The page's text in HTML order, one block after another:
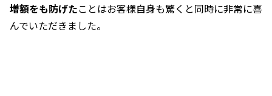
増額をも防げたことはお客様自身も驚くと同時に非常に喜
んでいただきました。